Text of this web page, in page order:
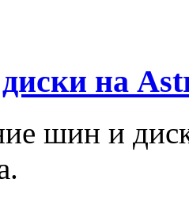
на
шин и